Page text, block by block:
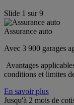
Slide 1 sur9
Assurance auto
Avec 3 900 garages
Avantages
conditions et limites
En savoir plus
Jusqu'à 2 mois de